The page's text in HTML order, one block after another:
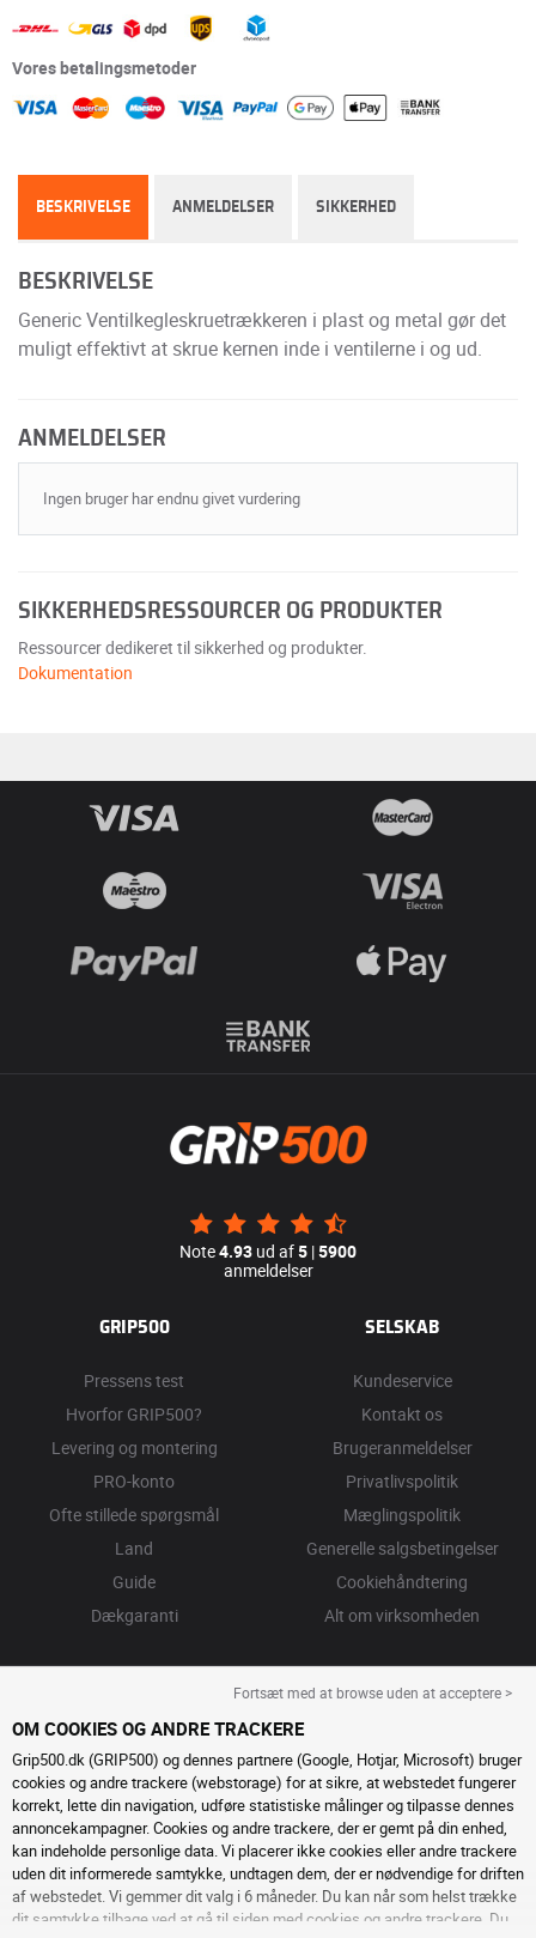
Vores betalingsmetoder
BESKRIVELSE ANMELDELSER SIKKERHED
BESKRIVELSE
Generic Ventilkegleskruetrækkeren i plast og metal gør det
muligt effektivt at skrue kernen inde i ventilerne i og ud.
ANMELDELSER
Ingen bruger har endnu givet vurdering
SIKKERHEDSRESSOURCER OG PRODUKTER
Ressourcer dedikeret til sikkerhed og produkter.
Dokumentation
Note4.93 ud af5 |5900
anmeldelser
GRIP500
Pressens test
Hvorfor GRIP500?
Levering og montering
PRO-konto
Ofte stillede spørgsmål
Land
Guide
Dækgaranti
SELSKAB
Kundeservice
Kontakt os
Brugeranmeldelser
Privatlivspolitik
Mæglingspolitik
Generelle salgsbetingelser
Cookiehåndtering
Alt om virksomheden
Fortsæt med at browse uden at acceptere >
OM COOKIES OG ANDRE TRACKERE
Grip500.dk (GRIP500) og dennes partnere (Google, Hotjar, Microsoft) bruger
cookies og andre trackere (webstorage) for at sikre, at webstedet fungerer
korrekt, lette din navigation, udføre statistiske målinger og tilpasse dennes
annoncekampagner. Cookies og andre trackere, der er gemt på din enhed,
kan indeholde personlige data. Vi placerer ikke cookies eller andre trackere
uden dit informerede samtykke, undtagen dem, der er nødvendige for driften
af ​​webstedet. Vi gemmer dit valg i 6 måneder. Du kan når som helst trække
dit samtykke tilbage ved at gå til siden med cookies og andre trackere . Du